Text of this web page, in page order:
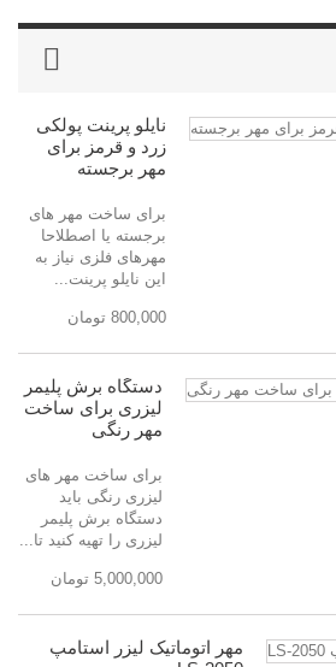
نایلو پرینت پولکی
زرد و قرمز برای
مهر برجسته
برای ساخت مهر های
برجسته یا اصطلاحا
مهرهای فلزی نیاز به
این نایلو پرینت...
800,000 تومان
دستگاه برش پلیمر
لیزری برای ساخت
مهر رنگی
برای ساخت مهر های
لیزری رنگی باید
دستگاه برش پلیمر
لیزری را تهیه کنید تا...
5,000,000 تومان
مهر اتوماتیک لیزر استامپ